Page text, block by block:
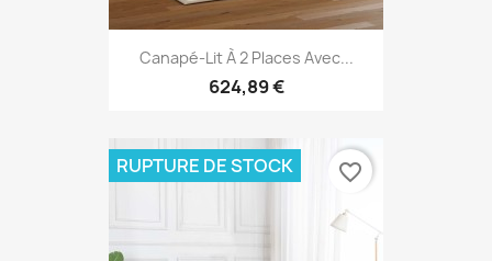
Canapé-Lit À 2 Places Avec...
624,89 €
RUPTURE DE STOCK favorite_border